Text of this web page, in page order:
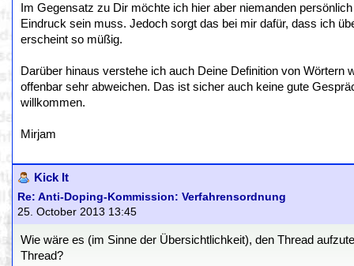
Im Gegensatz zu Dir möchte ich hier aber niemanden
Eindruck sein muss. Jedoch sorgt das bei mir dafür, dass ich
erscheint so müßig.
Darüber hinaus verstehe ich auch Deine Definition von
offenbar sehr abweichen. Das ist sicher auch keine gute
willkommen.
Mirjam
Kick It
Re: Anti-Doping-Kommission: Verfahrensordnung
25. October 2013 13:45
Wie wäre es (im Sinne der Übersichtlichkeit), den Thread
Thread?